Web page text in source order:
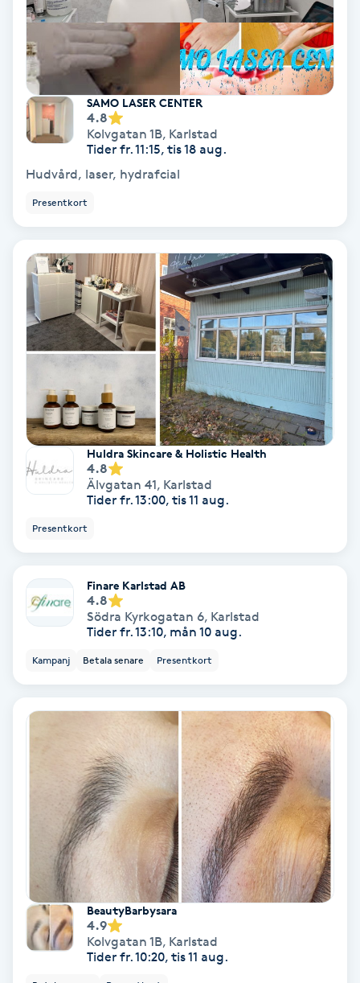
Ombre
Ombre brows
Ombre naglar
Optiker
Osteopati
Paraffinbehandling
Pedikyr
Pensionärklippning
Permanent
Permanent hårborttagning
Personal shopper
Personlig tränare
Pigmentbehandling
Pigmentfläckar
Plastikkirurgi
Powder brows
SAMO LASER CENTER
4.8
Kolvgatan 1B, Karlstad
Tider fr. 11:15, tis 18 aug.
Hudvård, laser, hydrafcial
Presentkort
Huldra Skincare & Holistic Health
4.8
Älvgatan 41, Karlstad
Tider fr. 13:00, tis 11 aug.
Presentkort
Finare Karlstad AB
4.8
Södra Kyrkogatan 6, Karlstad
Tider fr. 13:10, mån 10 aug.
Kampanj Betala senare Presentkort
BeautyBarbysara
4.9
Kolvgatan 1B, Karlstad
Tider fr. 10:20, tis 11 aug.